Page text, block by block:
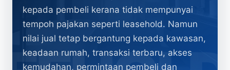
kepada pembeli kerana tidak mempunyai
tempoh pajakan seperti leasehold. Namun
nilai jual tetap bergantung kepada kawasan,
keadaan rumah, transaksi terbaru, akses
kemudahan, permintaan pembeli dan